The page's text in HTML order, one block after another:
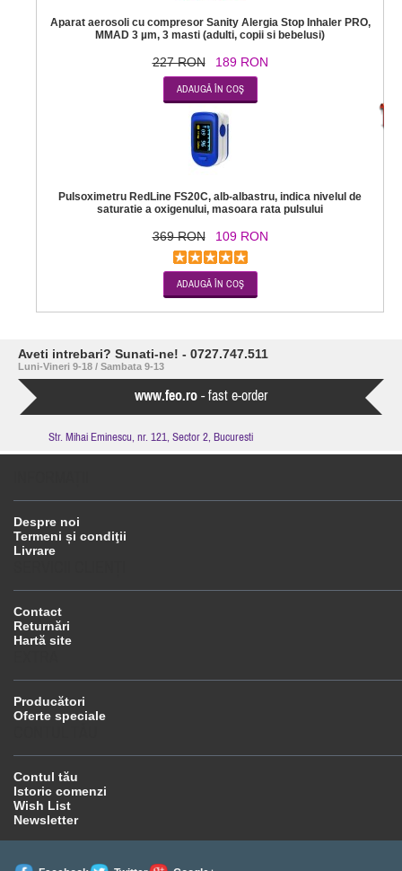
Aparat aerosoli cu compresor Sanity Alergia Stop Inhaler PRO,
MMAD 3 µm, 3 masti (adulti, copii si bebelusi)
227 RON 189 RON
Pulsoximetru RedLine FS20C, alb-albastru, indica nivelul de
saturatie a oxigenului, masoara rata pulsului
369 RON 109 RON
Aveti intrebari? Sunati-ne! - 0727.747.511
Luni-Vineri 9-18 / Sambata 9-13
www.feo.ro - fast e-order
Str. Mihai Eminescu, nr. 121, Sector 2, Bucuresti
Despre noi
Termeni și condiţii
Livrare
Contact
Returnări
Hartă site
Producători
Oferte speciale
Contul tău
Istoric comenzi
Wish List
Newsletter